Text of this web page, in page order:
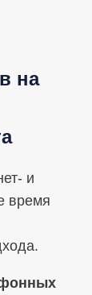
на
и
время